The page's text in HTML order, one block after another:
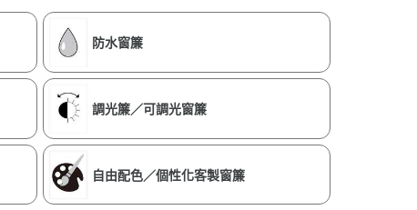
防水窗簾
調光簾／可調光窗簾
自由配色／個性化客製窗簾